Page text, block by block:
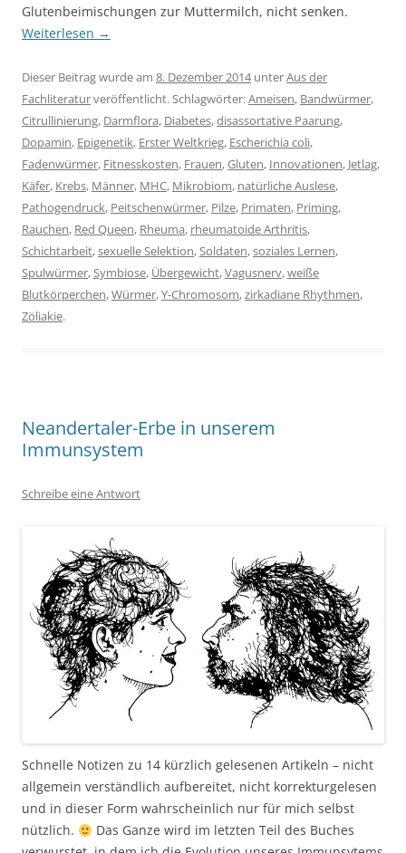
Glutenbeimischungen zur Muttermilch, nicht senken.
Weiterlesen →
Dieser Beitrag wurde am 8. Dezember 2014unterAus der
Fachliteraturveröffentlicht. Schlagwörter:Ameisen, Bandwürmer,
Citrullinierung, Darmflora, Diabetes,disassortative Paarung,
Dopamin, Epigenetik, Erster Weltkrieg, Escherichia coli,
Fadenwürmer, Fitnesskosten, Frauen,Gluten, Innovationen, Jetlag,
Käfer, Krebs, Männer, MHC, Mikrobiom, natürliche Auslese,
Pathogendruck, Peitschenwürmer, Pilze, Primaten, Priming,
Rauchen, Red Queen, Rheuma, rheumatoide Arthritis,
Schichtarbeit,sexuelle Selektion,Soldaten,soziales Lernen,
Spulwürmer,Symbiose, Übergewicht,Vagusnerv,weiße
Blutkörperchen,Würmer,Y-Chromosom,zirkadiane Rhythmen,
Zöliakie.
Neandertaler-Erbe in unserem
Immunsystem
Schreibe eine Antwort
Schnelle Notizen zu 14 kürzlich gelesenen Artikeln – nicht
allgemein verständlich aufbereitet, nicht korrekturgelesen
und in dieser Form wahrscheinlich nur für mich selbst
nützlich.
Das Ganze wird im letzten Teil des Buches